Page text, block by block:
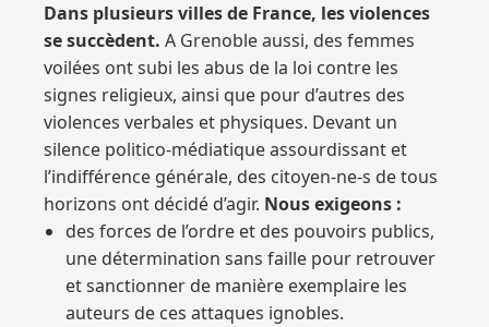
Dans plusieurs villes de France, les violences
se succèdent. A Grenoble aussi, des femmes
voilées ont subi les abus de la loi contre les
signes religieux, ainsi que pour d’autres des
violences verbales et physiques. Devant un
silence politico-médiatique assourdissant et
l’indifférence générale, des citoyen-ne-s de tous
horizons ont décidé d’agir. Nous exigeons :
des forces de l’ordre et des pouvoirs publics,
une détermination sans faille pour retrouver
et sanctionner de manière exemplaire les
auteurs de ces attaques ignobles.